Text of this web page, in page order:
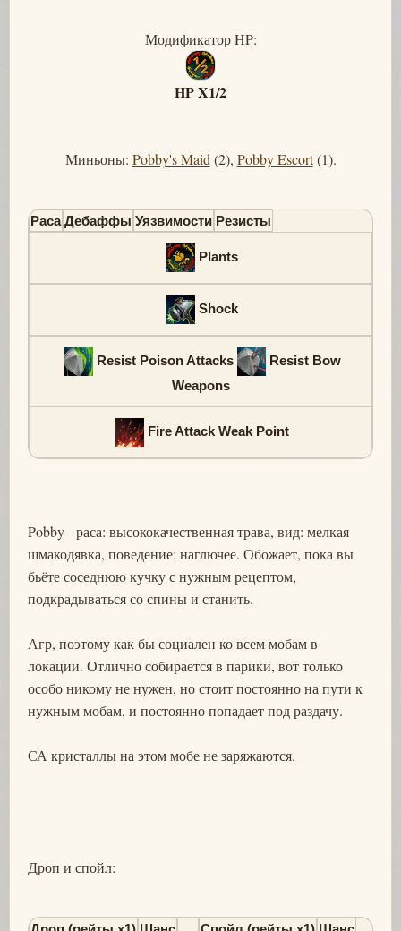
Модификатор HP:
HP X1/2
Миньоны: Pobby's Maid (2), Pobby Escort(1).
Раса Дебаффы Уязвимости Резисты
Plants
Shock
Resist Poison Attacks
Resist Bow
Weapons
Fire Attack Weak Point
Pobby - раса: высококачественная трава, вид: мелкая
шмакодявка, поведение: наглючее. Обожает, пока вы
бьёте соседнюю кучку с нужным рецептом,
подкрадываться со спины и станить.
Агр, поэтому как бы социален ко всем мобам в
локации. Отлично собирается в парики, вот только
особо никому не нужен, но стоит постоянно на пути к
нужным мобам, и постоянно попадает под раздачу.
СА кристаллы на этом мобе не заряжаются.
Дроп и спойл: